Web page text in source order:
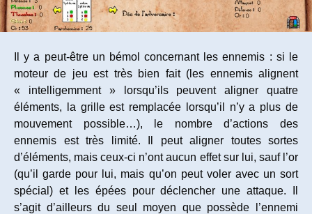
Il y a peut-être un bémol concernant les ennemis : si le
moteur de jeu est très bien fait (les ennemis alignent
« intelligemment » lorsqu’ils peuvent aligner quatre
éléments, la grille est remplacée lorsqu’il n’y a plus de
mouvement possible…), le nombre d’actions des
ennemis est très limité. Il peut aligner toutes sortes
d’éléments, mais ceux-ci n’ont aucun effet sur lui, sauf l’or
(qu’il garde pour lui, mais qu’on peut voler avec un sort
spécial) et les épées pour déclencher une attaque. Il
s’agit d’ailleurs du seul moyen que possède l’ennemi